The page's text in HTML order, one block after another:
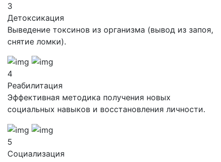
3
Детоксикация
Выведение токсинов из организма (вывод из запоя,
снятие ломки).
4
Реабилитация
Эффективная методика получения новых
социальных навыков и восстановления личности.
5
Социализация